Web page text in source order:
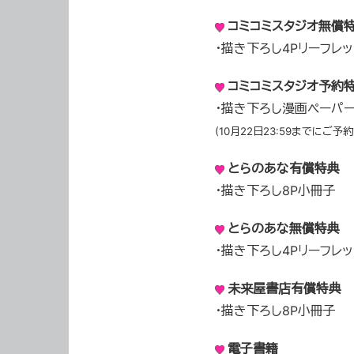
コミコミスタジオ無償
・描き下ろし4Pリーフレ
コミコミスタジオ予約
・描き下ろし漫画ペーパ
(10月22日23:59までにご予
とらのあな有償特典
・描き下ろし8P小冊子
とらのあな無償特典
・描き下ろし4Pリーフレ
未来屋書店有償特典
・描き下ろし8P小冊子
電子書籍